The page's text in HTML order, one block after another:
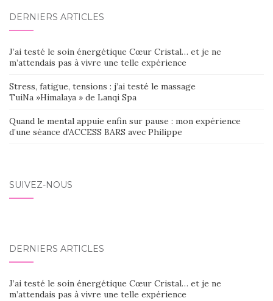
DERNIERS ARTICLES
J’ai testé le soin énergétique Cœur Cristal… et je ne
m’attendais pas à vivre une telle expérience
Stress, fatigue, tensions : j’ai testé le massage
TuiNa »Himalaya » de Lanqi Spa
Quand le mental appuie enfin sur pause : mon expérience
d’une séance d’ACCESS BARS avec Philippe
SUIVEZ-NOUS
DERNIERS ARTICLES
J’ai testé le soin énergétique Cœur Cristal… et je ne
m’attendais pas à vivre une telle expérience